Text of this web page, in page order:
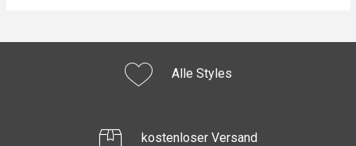
Alle Styles
kostenloser Versand